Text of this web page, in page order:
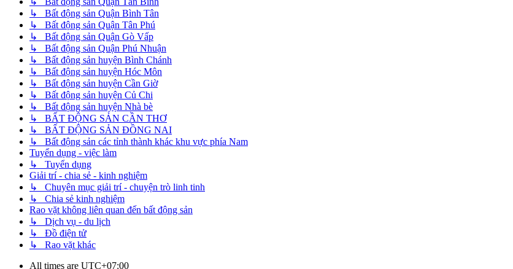
↳ Bất động sản Quận Bình Tân
↳ Bất động sản Quận Tân Phú
↳ Bất động sản Quận Gò Vấp
↳ Bất động sản Quận Phú Nhuận
↳ Bất động sản huyện Bình Chánh
↳ Bất động sản huyện Hóc Môn
↳ Bất động sản huyện Cần Giờ
↳ Bất động sản huyện Củ Chi
↳ Bất động sản huyện Nhà bè
↳ BẤT ĐỘNG SẢN CẦN THƠ
↳ BẤT ĐỘNG SẢN ĐỒNG NAI
↳ Bất động sản các tỉnh thành khác khu vực phía Nam
Tuyển dụng - việc làm
↳ Tuyển dụng
Giải trí - chia sẻ - kinh nghiệm
↳ Chuyên mục giải trí - chuyện trò linh tinh
↳ Chia sẻ kinh nghiệm
Rao vặt không liên quan đến bất động sản
↳ Dịch vụ - du lịch
↳ Đồ điện tử
↳ Rao vặt khác
All times are UTC+07:00